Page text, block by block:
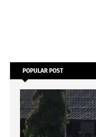
POPULAR POST